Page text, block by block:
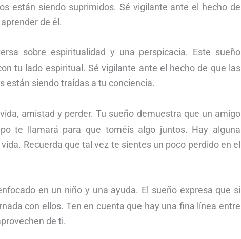
están siendo suprimidos. Sé vigilante ante el hecho de
de él.
sobre espiritualidad y una perspicacia. Este sueño
tu lado espiritual. Sé vigilante ante el hecho de que las
están siendo traídas a tu conciencia.
amistad y perder. Tu sueño demuestra que un amigo
te llamará para que toméis algo juntos. Hay alguna
Recuerda que tal vez te sientes un poco perdido en el
en un niño y una ayuda. El sueño expresa que si
con ellos. Ten en cuenta que hay una fina línea entre
de ti.